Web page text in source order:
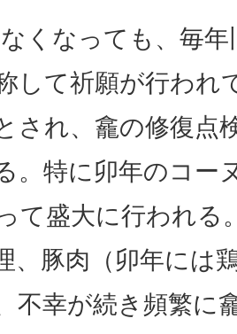
くなっても、毎
して祈願が行われ
され、龕の修復点
。特に卯年のコー
て盛大に行われる
、豚肉（卯年には
不幸が続き頻繁に